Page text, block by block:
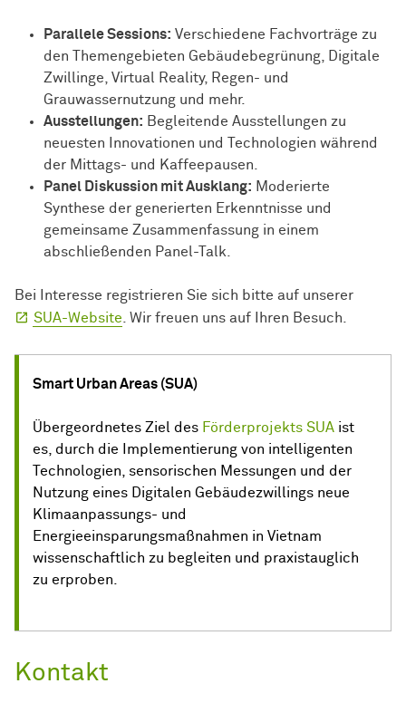
Parallele Sessions: Verschiedene Fachvorträge zu
den Themengebieten Gebäudebegrünung, Digitale
Zwillinge, Virtual Reality, Regen- und
Grauwassernutzung und mehr.
Ausstellungen: Begleitende Ausstellungen zu
neuesten Innovationen und Technologien während
der Mittags- und Kaffeepausen.
Panel Diskussion mit Ausklang: Moderierte
Synthese der generierten Erkenntnisse und
gemeinsame Zusammenfassung in einem
abschließenden Panel-Talk.
Bei Interesse registrieren Sie sich bitte auf unserer
SUA-Website . Wir freuen uns auf Ihren Besuch.
Smart Urban Areas (SUA)
Übergeordnetes Ziel des Förderprojekts SUA ist
es, durch die Implementierung von intelligenten
Technologien, sensorischen Messungen und der
Nutzung eines Digitalen Gebäudezwillings neue
Klimaanpassungs- und
Energieeinsparungsmaßnahmen in Vietnam
wissenschaftlich zu begleiten und praxistauglich
zu erproben.
Kontakt